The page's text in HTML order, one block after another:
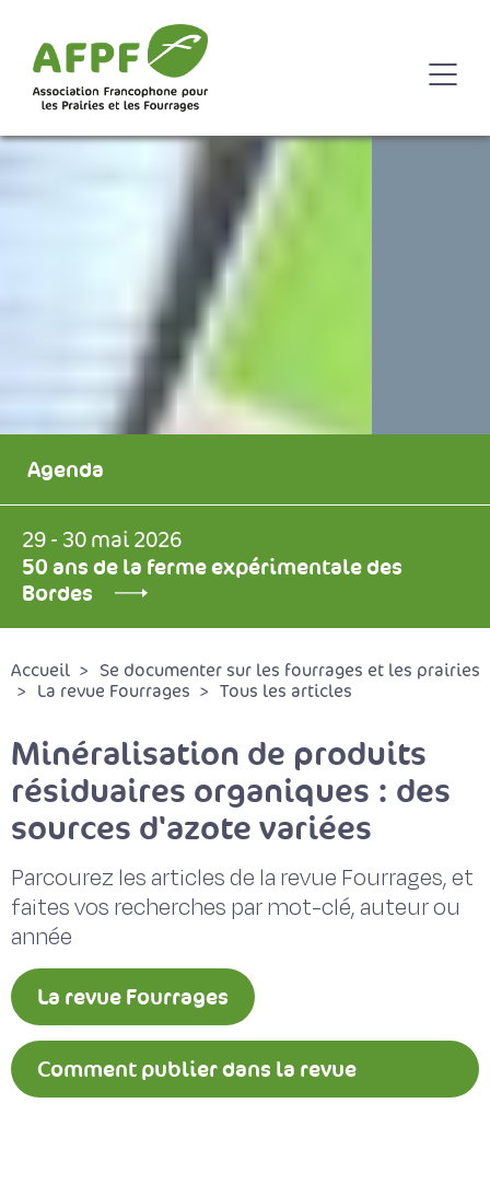
Agenda
29 - 30 mai 2026
50 ans de la ferme expérimentale des
Bordes
Accueil
Se documenter sur les fourrages et les prairies
La revue Fourrages
Tous les articles
Minéralisation de produits
résiduaires organiques : des
sources d'azote variées
Parcourez les articles de la revue Fourrages, et
faites vos recherches par mot-clé, auteur ou
année
La revue Fourrages
Comment publier dans la revue